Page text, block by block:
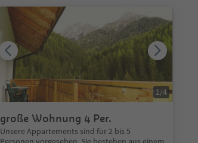
große Wohnung 4 Per.
Unsere Appartements sind für 2 bis 5
1/4